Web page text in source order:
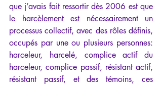
que j’avais fait ressortir dès 2006 est que
le harcèlement est nécessairement un
processus collectif, avec des rôles définis,
occupés par une ou plusieurs personnes:
harceleur, harcelé, complice actif du
harceleur, complice passif, résistant actif,
résistant passif, et des témoins, ces